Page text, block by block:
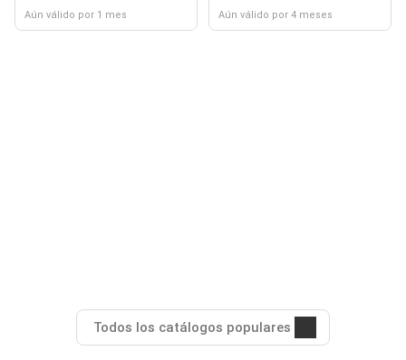
Aún válido por 1 mes Aún válido por 4 meses
Todos los catálogos populares